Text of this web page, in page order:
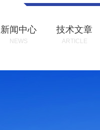
新闻中心
NEWS
技术文章
ARTICLE